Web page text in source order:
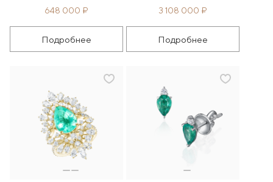
648 000 ₽
Подробнее
3 108 000 ₽
Подробнее